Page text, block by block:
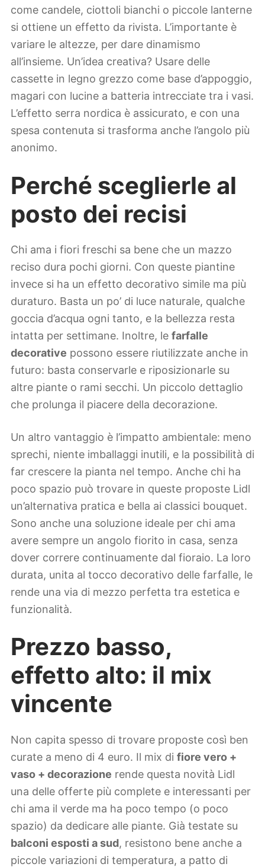
come candele, ciottoli bianchi o piccole lanterne
si ottiene un effetto da rivista. L’importante è
variare le altezze, per dare dinamismo
all’insieme. Un’idea creativa? Usare delle
cassette in legno grezzo come base d’appoggio,
magari con lucine a batteria intrecciate tra i vasi.
L’effetto serra nordica è assicurato, e con una
spesa contenuta si trasforma anche l’angolo più
anonimo.
Perché sceglierle al
posto dei recisi
Chi ama i fiori freschi sa bene che un mazzo
reciso dura pochi giorni. Con queste piantine
invece si ha un effetto decorativo simile ma più
duraturo. Basta un po’ di luce naturale, qualche
goccia d’acqua ogni tanto, e la bellezza resta
intatta per settimane. Inoltre, le farfalle
decorative possono essere riutilizzate anche in
futuro: basta conservarle e riposizionarle su
altre piante o rami secchi. Un piccolo dettaglio
che prolunga il piacere della decorazione.
Un altro vantaggio è l’impatto ambientale: meno
sprechi, niente imballaggi inutili, e la possibilità di
far crescere la pianta nel tempo. Anche chi ha
poco spazio può trovare in queste proposte Lidl
un’alternativa pratica e bella ai classici bouquet.
Sono anche una soluzione ideale per chi ama
avere sempre un angolo fiorito in casa, senza
dover correre continuamente dal fioraio. La loro
durata, unita al tocco decorativo delle farfalle, le
rende una via di mezzo perfetta tra estetica e
funzionalità.
Prezzo basso,
effetto alto: il mix
vincente
Non capita spesso di trovare proposte così ben
curate a meno di 4 euro. Il mix di fiore vero +
vaso + decorazione rende questa novità Lidl
una delle offerte più complete e interessanti per
chi ama il verde ma ha poco tempo (o poco
spazio) da dedicare alle piante. Già testate su
balconi esposti a sud, resistono bene anche a
piccole variazioni di temperatura, a patto di